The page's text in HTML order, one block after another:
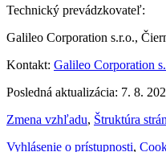
Technický prevádzkovateľ:
Galileo Corporation s.r.o.,
Kontakt: Galileo Corporation
Posledná aktualizácia: 7. 8.
Zmena vzhľadu, Štruktúra
Vyhlásenie o prístupnosti,